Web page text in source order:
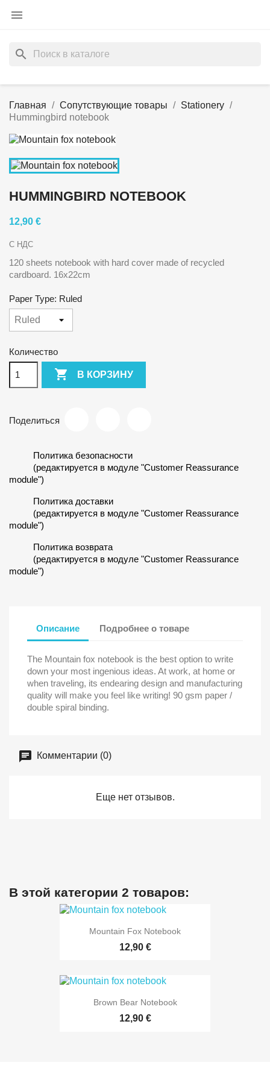

search
Главная Сопутствующие товары
Stationery
Hummingbird notebook
HUMMINGBIRD NOTEBOOK
12,90 €
С НДС
120 sheets notebook with hard cover made of recycled
cardboard. 16x22cm
Paper Type: Ruled
Количество
 В КОРЗИНУ
Поделиться
Политика безопасности
(редактируется в модуле "Customer Reassurance
module")
Политика доставки
(редактируется в модуле "Customer Reassurance
module")
Политика возврата
(редактируется в модуле "Customer Reassurance
module")
Описание Подробнее о товаре
The Mountain fox notebook is the best option to write
down your most ingenious ideas. At work, at home or
when traveling, its endearing design and manufacturing
quality will make you feel like writing! 90 gsm paper /
double spiral binding.
Комментарии (0)
Еще нет отзывов.
В этой категории 2 товаров:
Mountain Fox Notebook
12,90 €
Brown Bear Notebook
12,90 €